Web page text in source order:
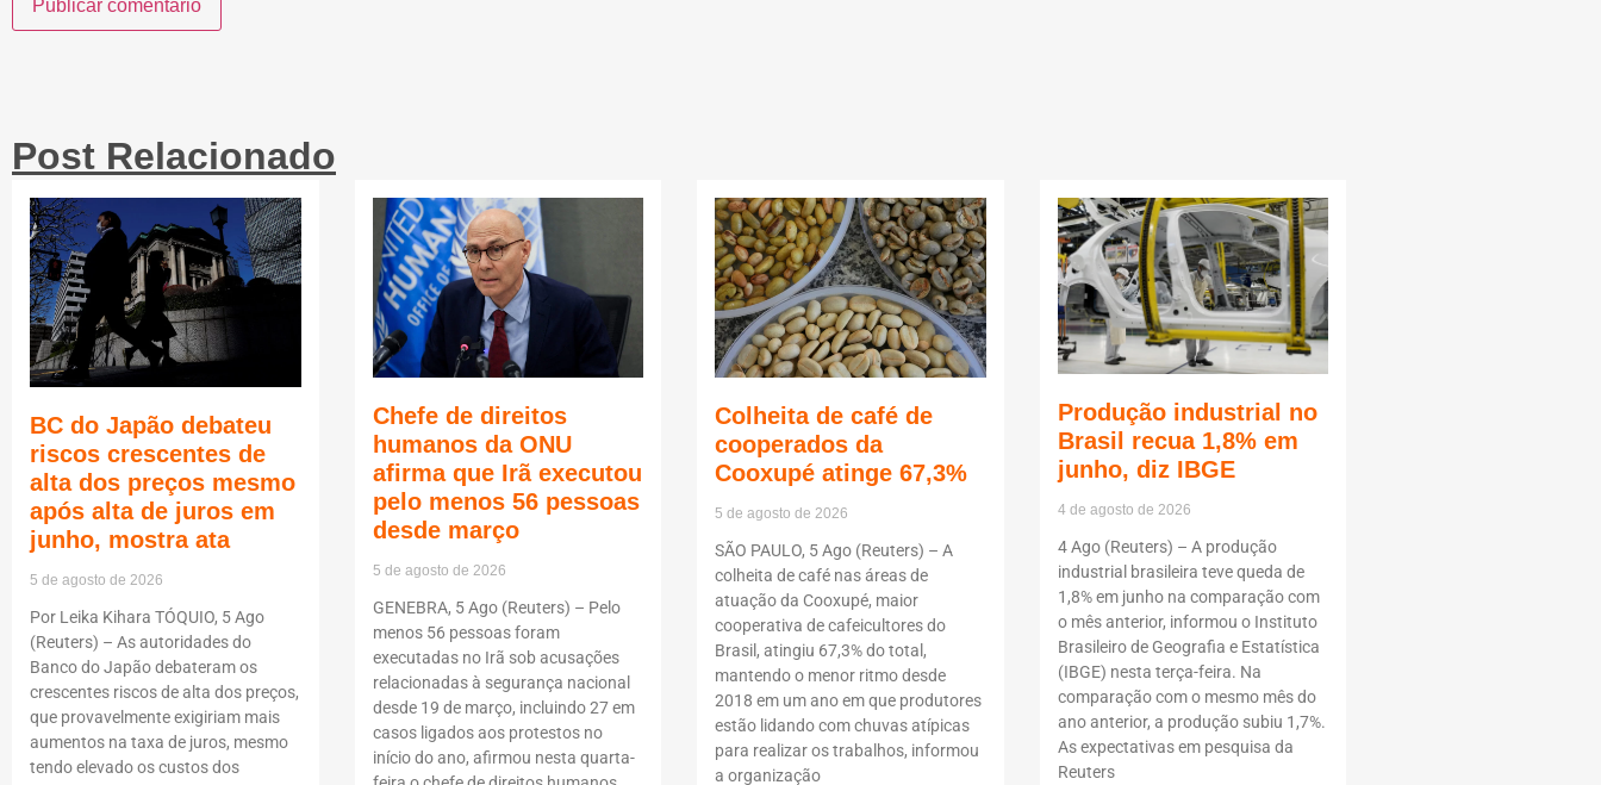
Post Relacionado
BC do Japão debateu
riscos crescentes de
alta dos preços mesmo
após alta de juros em
junho, mostra ata
5 de agosto de 2026
Por Leika Kihara TÓQUIO, 5 Ago
(Reuters) – As autoridades do
Banco do Japão debateram os
crescentes riscos de alta dos preços,
que provavelmente exigiriam mais
aumentos na taxa de juros, mesmo
tendo elevado os custos dos
Chefe de direitos
humanos da ONU
afirma que Irã executou
pelo menos 56 pessoas
desde março
5 de agosto de 2026
GENEBRA, 5 Ago (Reuters) – Pelo
menos 56 pessoas foram
executadas no Irã sob acusações
relacionadas à segurança nacional
desde 19 de março, incluindo 27 em
casos ligados aos protestos no
início do ano, afirmou nesta quarta-
Colheita de café de
cooperados da
Cooxupé atinge 67,3%
5 de agosto de 2026
SÃO PAULO, 5 Ago (Reuters) – A
colheita de café nas áreas de
atuação da Cooxupé, maior
cooperativa de cafeicultores do
Brasil, atingiu 67,3% do total,
mantendo o menor ritmo desde
2018 em um ano em que produtores
estão lidando com chuvas atípicas
para realizar os trabalhos, informou
a organização
Produção industrial no
Brasil recua 1,8% em
junho, diz IBGE
4 de agosto de 2026
4 Ago (Reuters) – A produção
industrial brasileira teve queda de
1,8% em junho na comparação com
o mês anterior, informou o Instituto
Brasileiro de Geografia e Estatística
(IBGE) nesta terça-feira. Na
comparação com o mesmo mês do
ano anterior, a produção subiu 1,7%.
As expectativas em pesquisa da
Reuters